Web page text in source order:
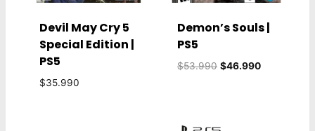
Devil May Cry 5
Special Edition |
PS5
$35.990
Demon’s Souls |
PS5
$53.990 El
$53.990.
$46.990El